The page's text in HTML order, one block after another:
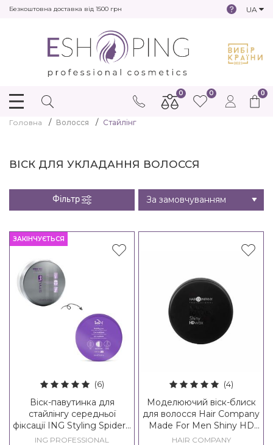
Безкоштовна доставка від 1500 грн UA
0
0 0
Головна Волосся Стайлінг
ВІСК ДЛЯ УКЛАДАННЯ ВОЛОССЯ
Фільтр
ЗАКІНЧУЄТЬСЯ
(6)
Віск-павутинка для
стайлінгу середньої
фіксації ING Styling Spider /
Modeling Wax Shaping
ING PROFESSIONAL
(4)
Моделюючий віск-блиск
для волосся Hair Company
Made For Men Shiny HD
Wax
HAIR COMPANY